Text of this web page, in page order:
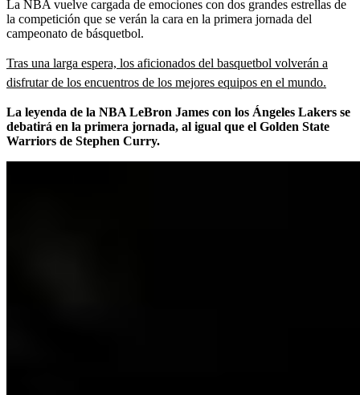
La NBA vuelve cargada de emociones con dos grandes estrellas de
la competición que se verán la cara en la primera jornada del
campeonato de básquetbol.
Tras una larga espera, los aficionados del basquetbol volverán a
disfrutar de los encuentros de los mejores equipos en el mundo.
La leyenda de la NBA LeBron James con los Ángeles Lakers se
debatirá en la primera jornada, al igual que el Golden State
Warriors de Stephen Curry.